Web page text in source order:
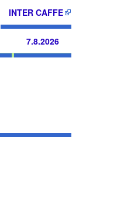
INTER CAFFE
7.8.2026